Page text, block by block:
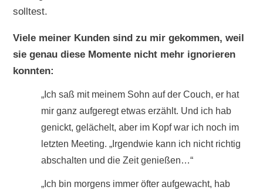
solltest.
Viele meiner Kunden sind zu mir gekommen, weil
sie genau diese Momente nicht mehr ignorieren
konnten:
„Ich saß mit meinem Sohn auf der Couch, er hat
mir ganz aufgeregt etwas erzählt. Und ich hab
genickt, gelächelt, aber im Kopf war ich noch im
letzten Meeting. „Irgendwie kann ich nicht richtig
abschalten und die Zeit genießen…“
„Ich bin morgens immer öfter aufgewacht, hab